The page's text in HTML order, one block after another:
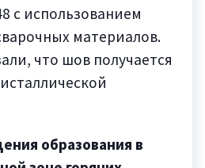
с использованием
материалов.
что шов получается
образования в